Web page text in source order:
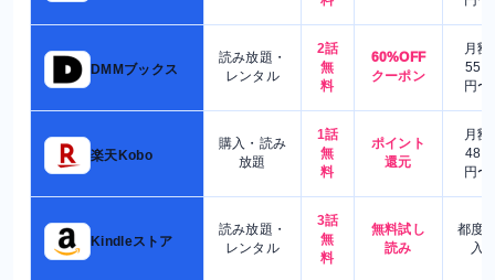
DMMブックス
読み放題・
レンタル
2話
無
料
60%OFF
クーポン
月額
550
円〜
楽天Kobo
購入・読み
放題
1話
無
料
ポイント
還元
月額
480
円〜
Kindleストア
読み放題・
レンタル
3話
無
料
無料試し
読み
都度
入